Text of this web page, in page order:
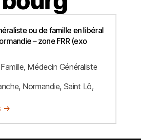
ou de famille en libéral
– zone FRR (exo
Médecin Généraliste
Normandie Saint Lô